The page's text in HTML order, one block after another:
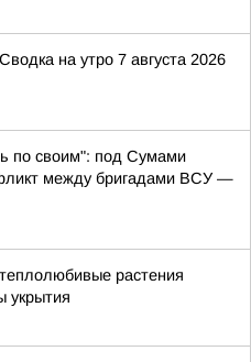
на утро 7 августа 2026
по своим": под Сумами
между бригадами ВСУ —
растения
укрытия